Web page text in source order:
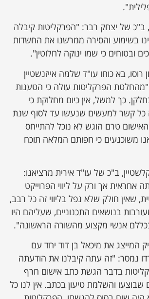
ב"כ של יצחק רבר: "הפרקליטות קיבלה
בשימוע והסירה ממרשנו את החשדות
ובטוחים כי שמו ינוקה לחלוטין".
רוסו, בא כוחו עו"ד שלמה אייזנשטיין
"מהחלטת הפרקליטות עולה כי הטענות
כך למשל, אין כיום מחלוקת כי
כל קשר למעשים שנעשו עד לסוף שנת
האישום טרם הוגש לא נוכל להתייחס
משוכנעים כי חפותם המלאה תוכח
ב"כ של עו"ד אירית מרציאנו:
אחראית אך ורק על ליווי הפרוייקט
שאין חולק שלא נפל בליווי זה כל רבב,
בנושאים התכנוניים, שעליהם היו
אנשי מקצוע מהשורה הראשונה".
המייצג את מיכאל בן דוד יחד עם
נמסר: "זה עתה קיבלנו את הודעתה
בדבר הגשת כתב אישום חרף
שבוצעו והשלמת טיעון בכתב. אין לנו כל